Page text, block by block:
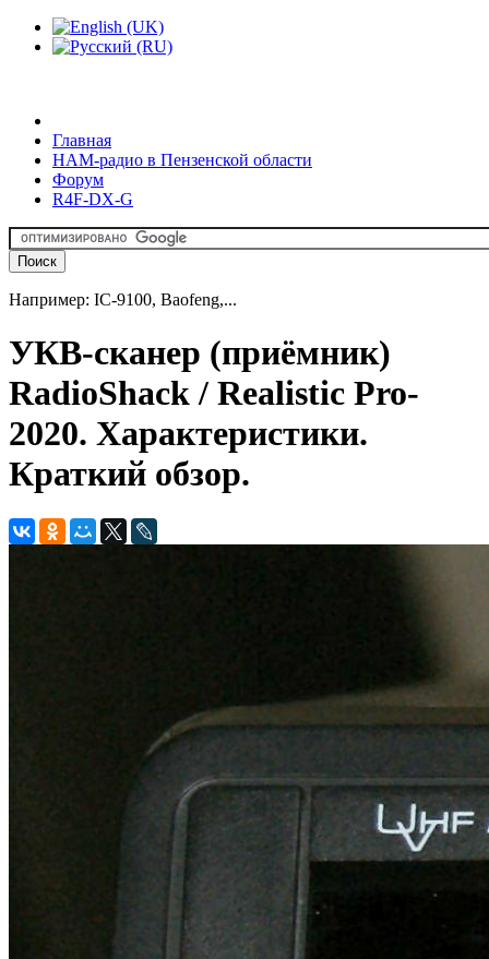
Главная
HAM-радио в Пензенской области
Форум
R4F-DX-G
Например: IC-9100, Baofeng,...
УКВ-сканер (приёмник)
RadioShack / Realistic Pro-
2020. Характеристики.
Краткий обзор.